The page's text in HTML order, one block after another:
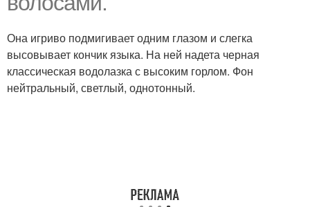
Она игриво подмигивает одним глазом и слегка
высовывает кончик языка. На ней надета черная
классическая водолазка с высоким горлом. Фон
нейтральный, светлый, однотонный.